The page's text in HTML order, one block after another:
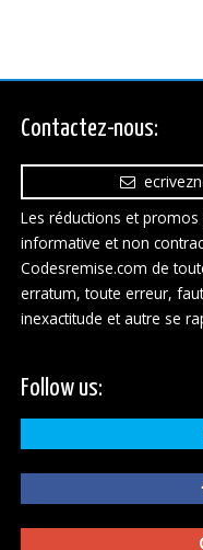
Contactez-nous:
Les réductions et
informative et non
Codesremise.com de
erratum, toute erreur,
inexactitude et autre se
Follow us: